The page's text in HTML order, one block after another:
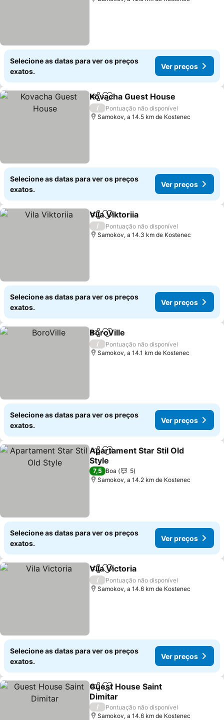
Selecione as datas para ver os preços
exatos.
Ver preços
PartilharAdicionar aos favoritos
Kovacha Guest House
/
Pontuação não disponível
Samokov, a 14.5 km de Kostenec
Selecione as datas para ver os preços
exatos.
Ver preços
PartilharAdicionar aos favoritos
Vila Viktoriia
/
Pontuação não disponível
Samokov, a 14.3 km de Kostenec
Selecione as datas para ver os preços
exatos.
Ver preços
PartilharAdicionar aos favoritos
BoroVille
/
Pontuação não disponível
Samokov, a 14.1 km de Kostenec
Selecione as datas para ver os preços
exatos.
Ver preços
PartilharAdicionar aos favoritos
Apartament Star Stil Old
Style
Ver preços
7,5 Boa
5
Samokov, a 14.2 km de Kostenec
Selecione as datas para ver os preços
exatos.
Ver preços
PartilharAdicionar aos favoritos
Vila Victoria
/
Pontuação não disponível
Samokov, a 14.6 km de Kostenec
Selecione as datas para ver os preços
exatos.
Ver preços
PartilharAdicionar aos favoritos
Guest House Saint
Dimitar
Ver preços
/
Pontuação não disponível
Samokov, a 14.6 km de Kostenec